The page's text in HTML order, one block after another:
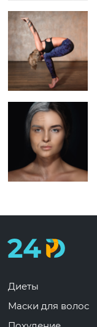
Диеты
Маски для волос